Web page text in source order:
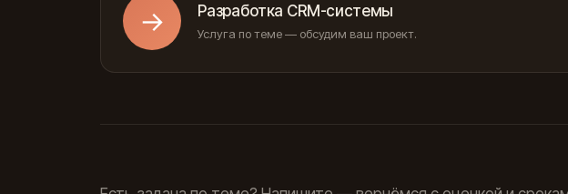
→ Разработка CRM-системы
Услуга по теме — обсудим ваш проект.